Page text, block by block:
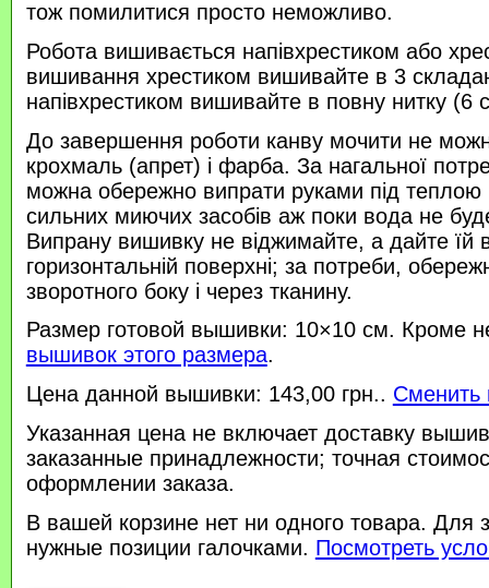
тож помилитися просто неможливо.
Робота вишивається напівхрестиком або
вишивання хрестиком вишивайте в 3
напівхрестиком вишивайте в повну нитку (6
До завершення роботи канву мочити не
крохмаль (апрет) і фарба. За нагальної
можна обережно випрати руками під
сильних миючих засобів аж поки вода не
Випрану вишивку не віджимайте, а дайте їй
горизонтальній поверхні; за потреби,
зворотного боку і через тканину.
Размер готовой вышивки: 10×10 см. Кроме
вышивок этого размера.
Цена данной вышивки: 143,00 грн.. Сменить
Указанная цена не включает доставку
заказанные принадлежности; точная
оформлении заказа.
В вашей корзине нет ни одного товара. Для
нужные позиции галочками. Посмотреть